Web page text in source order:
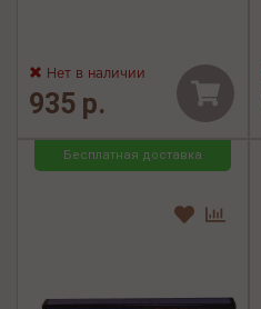
Нет в наличии
935 р.
Бесплатная доставка